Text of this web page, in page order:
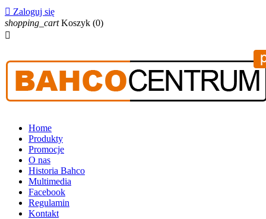
 Zaloguj się
shopping_cart Koszyk (0)

Home
Produkty
Promocje
O nas
Historia Bahco
Multimedia
Facebook
Regulamin
Kontakt